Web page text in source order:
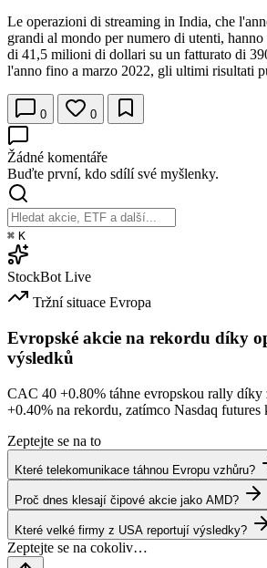
Le operazioni di streaming in India, che
grandi al mondo per numero di utenti, hanno
di 41,5 milioni di dollari su un fatturato di
l'anno fino a marzo 2022, gli ultimi risultati
0 0
Žádné komentáře
Buďte první, kdo sdílí své myšlenky.
⌘ K
StockBot Live
Tržní situace Evropa
Evropské akcie na rekordu díky
výsledků
CAC 40 +0.80% táhne evropskou rally
+0.40% na rekordu, zatímco Nasdaq futures
Zeptejte se na to
Které telekomunikace táhnou Evropu vzhůru?
Proč dnes klesají čipové akcie jako AMD?
Které velké firmy z USA reportují výsledky?